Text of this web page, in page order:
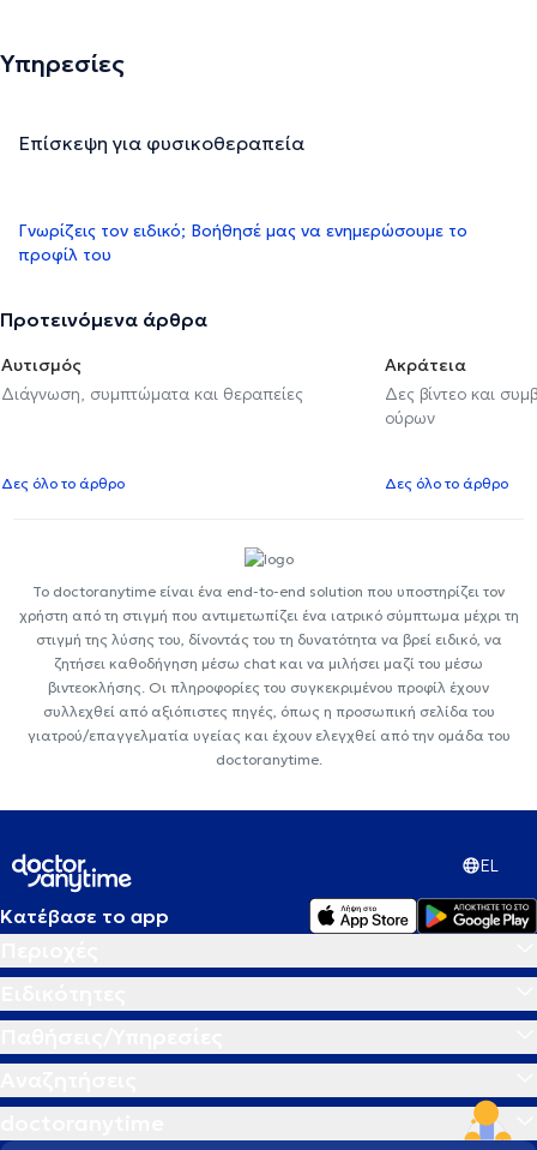
Υπηρεσίες
Επίσκεψη για φυσικοθεραπεία
Γνωρίζεις τον ειδικό; Βοήθησέ μας να ενημερώσουμε το
προφίλ του
Προτεινόμενα άρθρα
Αυτισμός
Διάγνωση, συμπτώματα και θεραπείες
Δες όλο το άρθρο
Ακράτεια
Δες βίντεο και
ούρων
Δες όλο το άρθρο
Το doctoranytime είναι ένα end-to-end solution που υποστηρίζει τον
χρήστη από τη στιγμή που αντιμετωπίζει ένα ιατρικό σύμπτωμα μέχρι τη
στιγμή της λύσης του, δίνοντάς του τη δυνατότητα να βρεί ειδικό, να
ζητήσει καθοδήγηση μέσω chat και να μιλήσει μαζί του μέσω
βιντεοκλήσης. Οι πληροφορίες του συγκεκριμένου προφίλ έχουν
συλλεχθεί από αξιόπιστες πηγές, όπως η προσωπική σελίδα του
γιατρού/επαγγελματία υγείας και έχουν ελεγχθεί από την ομάδα του
doctoranytime.
EL
Κατέβασε το app